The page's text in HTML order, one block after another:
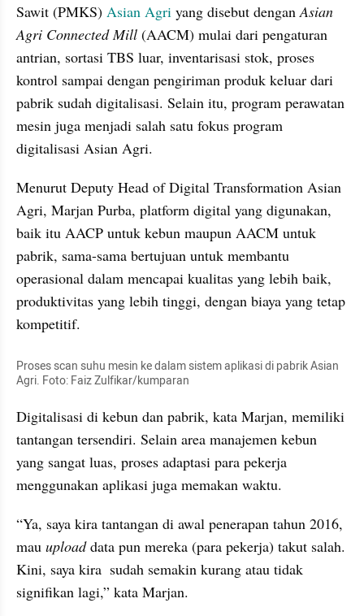
Sawit (PMKS) Asian Agri yang disebut dengan Asian
Agri Connected Mill (AACM) mulai dari pengaturan
antrian, sortasi TBS luar, inventarisasi stok, proses
kontrol sampai dengan pengiriman produk keluar dari
pabrik sudah digitalisasi. Selain itu, program perawatan
mesin juga menjadi salah satu fokus program
digitalisasi Asian Agri.
Menurut Deputy Head of Digital Transformation Asian
Agri, Marjan Purba, platform digital yang digunakan,
baik itu AACP untuk kebun maupun AACM untuk
pabrik, sama-sama bertujuan untuk membantu
operasional dalam mencapai kualitas yang lebih baik,
produktivitas yang lebih tinggi, dengan biaya yang tetap
kompetitif.
Proses scan suhu mesin ke dalam sistem aplikasi di pabrik Asian
Agri. Foto: Faiz Zulfikar/kumparan
Digitalisasi di kebun dan pabrik, kata Marjan, memiliki
tantangan tersendiri. Selain area manajemen kebun
yang sangat luas, proses adaptasi para pekerja
menggunakan aplikasi juga memakan waktu.
“Ya, saya kira tantangan di awal penerapan tahun 2016,
mau upload data pun mereka (para pekerja) takut salah.
Kini, saya kira  sudah semakin kurang atau tidak
signifikan lagi,” kata Marjan.